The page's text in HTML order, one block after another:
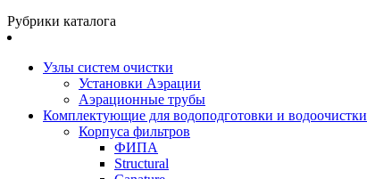
Рубрики каталога
Узлы систем очистки
Установки Аэрации
Аэрационные трубы
Комплектующие для водоподготовки и водоочистки
Корпуса фильтров
ФИПА
Structural